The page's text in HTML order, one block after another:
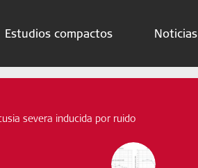
Estudios compactos Noticias
Indicaciones
severa inducida por ruido